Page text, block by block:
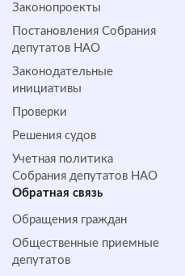
Законопроекты
Постановления Собрания
депутатов НАО
Законодательные
инициативы
Проверки
Решения судов
Учетная политика
Собрания депутатов НАО
Обратная cвязь
Обращения граждан
Общественные приемные
депутатов